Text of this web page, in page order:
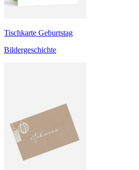
Tischkarte Geburtstag
Bildergeschichte